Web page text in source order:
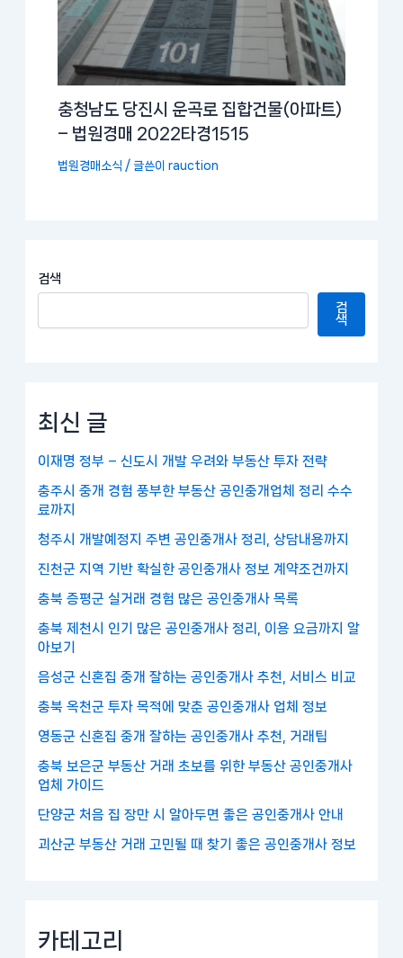
검색
검
색
최신 글
이재명 정부 – 신도시 개발 우려와 부동산 투자 전략
충주시 중개 경험 풍부한 부동산 공인중개업체 정리 수수
료까지
청주시 개발예정지 주변 공인중개사 정리, 상담내용까지
진천군 지역 기반 확실한 공인중개사 정보 계약조건까지
충북 증평군 실거래 경험 많은 공인중개사 목록
충북 제천시 인기 많은 공인중개사 정리, 이용 요금까지 알
아보기
음성군 신혼집 중개 잘하는 공인중개사 추천, 서비스 비교
충북 옥천군 투자 목적에 맞춘 공인중개사 업체 정보
영동군 신혼집 중개 잘하는 공인중개사 추천, 거래팁
충북 보은군 부동산 거래 초보를 위한 부동산 공인중개사
업체 가이드
단양군 처음 집 장만 시 알아두면 좋은 공인중개사 안내
괴산군 부동산 거래 고민될 때 찾기 좋은 공인중개사 정보
카테고리
충청남도 당진시 운곡로 집합건물(아파트)
– 법원경매 2022타경1515
법원경매소식 / 글쓴이rauction